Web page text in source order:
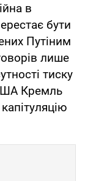
в
бути
Путіним
лише
тиску
Кремль